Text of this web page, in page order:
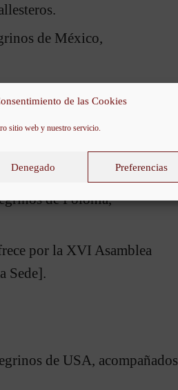
de las Cookies
sitio web y nuestro servicio.
Denegado Preferencias
de México,
de Usuarios del Canal
de Polonia,
por la XVI Asamblea
Sede].
de USA, acompañados